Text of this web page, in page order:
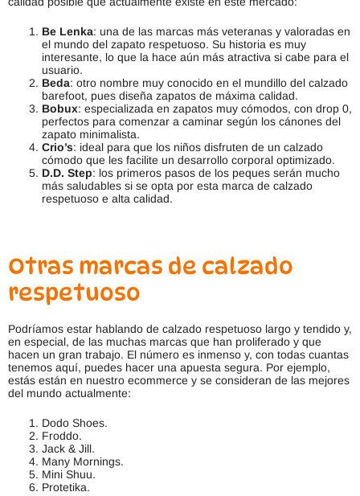
Be Lenka: una de las marcas más veteranas y valoradas en
el mundo del zapato respetuoso. Su historia es muy
interesante, lo que la hace aún más atractiva si cabe para el
usuario.
Beda: otro nombre muy conocido en el mundillo del calzado
barefoot, pues diseña zapatos de máxima calidad.
Bobux: especializada en zapatos muy cómodos, con drop 0,
perfectos para comenzar a caminar según los cánones del
zapato minimalista.
Crio’s: ideal para que los niños disfruten de un calzado
cómodo que les facilite un desarrollo corporal optimizado.
D.D. Step: los primeros pasos de los peques serán mucho
más saludables si se opta por esta marca de calzado
respetuoso e alta calidad.
Otras marcas de calzado
respetuoso
Podríamos estar hablando de calzado respetuoso largo y tendido y,
en especial, de las muchas marcas que han proliferado y que
hacen un gran trabajo. El número es inmenso y, con todas cuantas
tenemos aquí, puedes hacer una apuesta segura. Por ejemplo,
estás están en nuestro ecommerce y se consideran de las mejores
del mundo actualmente:
Dodo Shoes.
Froddo.
Jack & Jill.
Many Mornings.
Mini Shuu.
Protetika.